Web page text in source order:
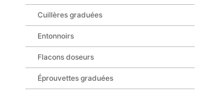
Cuillères graduées
Entonnoirs
Flacons doseurs
Éprouvettes graduées